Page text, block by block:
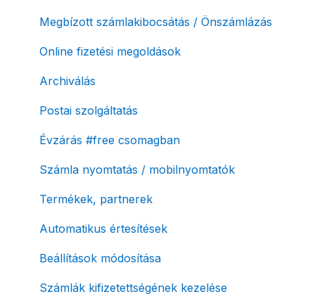
Megbízott számlakibocsátás / Önszámlázás
Online fizetési megoldások
Archiválás
Postai szolgáltatás
Évzárás #free csomagban
Számla nyomtatás / mobilnyomtatók
Termékek, partnerek
Automatikus értesítések
Beállítások módosítása
Számlák kifizetettségének kezelése